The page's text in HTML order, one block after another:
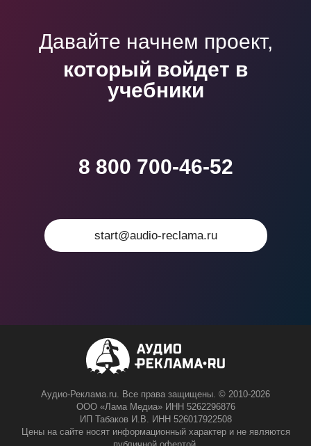
Давайте начнем проект,
который войдет в
учебники
8 800 700-46-52
start@audio-reclama.ru
Аудио-Реклама.ru. Все права защищены. © 2010-2026
ООО «Лама Медиа» ИНН 5262296876
ИП Табаков И.В. ИНН 526017922508
Цены на сайте носят информационный характер и не являются